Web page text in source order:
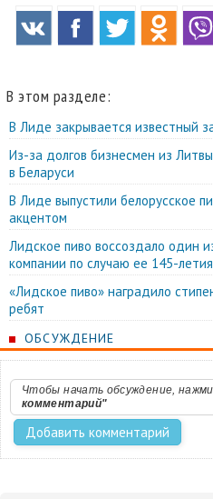
В этом разделе:
В Лиде закрывается известный
Из-за долгов бизнесмен из
в Беларуси
В Лиде выпустили белорусское
акцентом
Лидское пиво воссоздало один
компании по случаю ее 145-летия
«Лидское пиво» наградило
ребят
ОБСУЖДЕНИЕ
Чтобы начать обсуждение,
комментарий"